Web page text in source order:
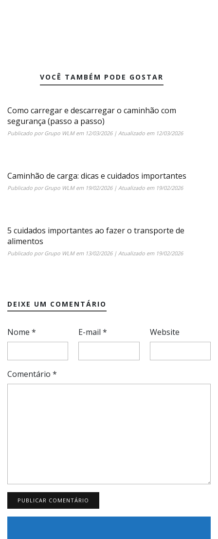
VOCÊ TAMBÉM PODE GOSTAR
Como carregar e descarregar o caminhão com
segurança (passo a passo)
Publicado porGrupo WLMem 12/03/2026| Atualizado em 12/03/2026
Caminhão de carga: dicas e cuidados importantes
Publicado porGrupo WLMem 19/02/2026| Atualizado em 19/02/2026
5 cuidados importantes ao fazer o transporte de
alimentos
Publicado porGrupo WLMem 13/02/2026| Atualizado em 19/02/2026
DEIXE UM COMENTÁRIO
Nome * E-mail* Website
Comentário *